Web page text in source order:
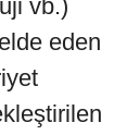
vb.)
eden